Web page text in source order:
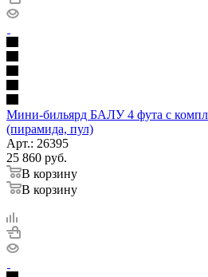
Мини-бильярд БАЛУ 4 фута с
(пирамида, пул)
Арт.: 26395
25 860 руб.
В корзину
В корзину